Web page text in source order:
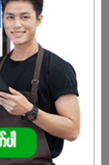
းဝင်လျှောက်ထားနိုင်